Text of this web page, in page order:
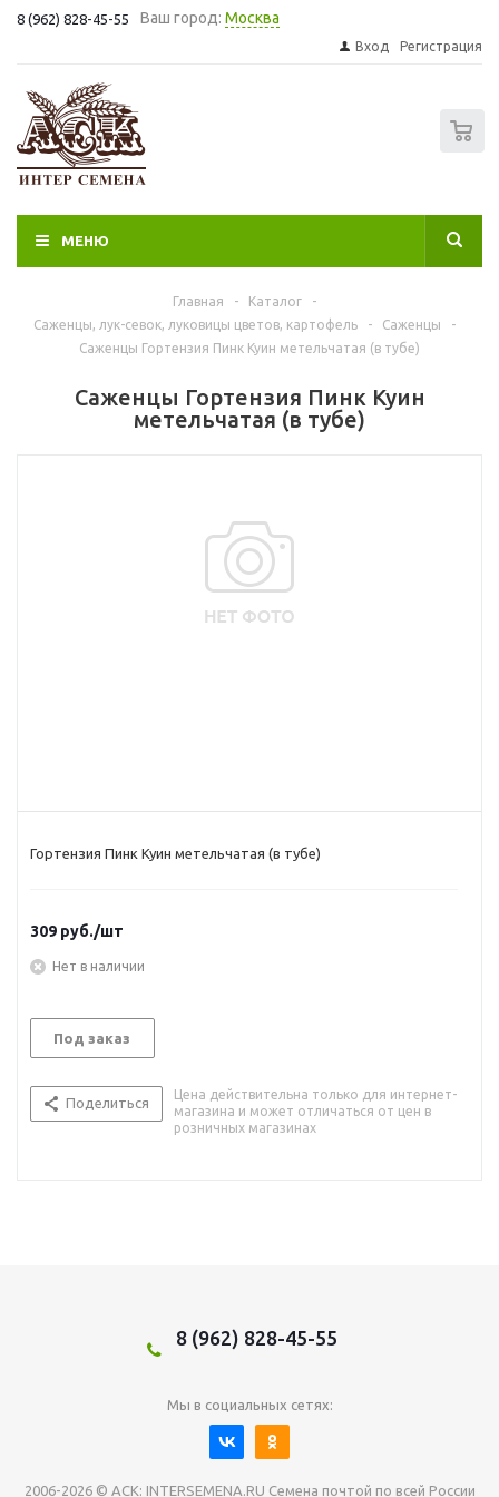
8 (962) 828-45-55 Ваш город: Москва
Вход Регистрация
МЕНЮ
Главная - Каталог
-
Саженцы, лук-севок, луковицы цветов, картофель
- Саженцы
-
Саженцы Гортензия Пинк Куин метельчатая (в тубе)
Саженцы Гортензия Пинк Куин
метельчатая (в тубе)
Гортензия Пинк Куин метельчатая (в тубе)
309 руб./шт
Нет в наличии
Под заказ
Поделиться
Цена действительна только для интернет-
магазина и может отличаться от цен в
розничных магазинах
8 (962) 828-45-55
Мы в социальных сетях:
2006-2026 © АСК: INTERSEMENA.RU Семена почтой по всей России